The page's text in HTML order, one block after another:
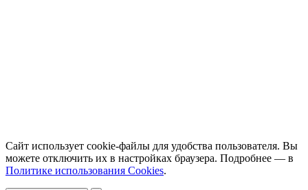
Сайт использует cookie-файлы для удобства пользователя. Вы
можете отключить их в настройках браузера. Подробнее — в
Политике использования Cookies.